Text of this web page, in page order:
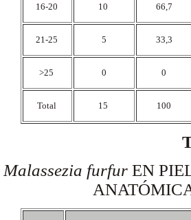
16-20 10 66,7
21-25 5 33,3
>25 0 0
Total 15 100
Malassezia furfur EN